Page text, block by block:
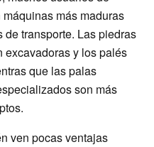
más maduras
transporte. Las piedras
excavadoras y los palés
que las palas
son más
ven pocas ventajas